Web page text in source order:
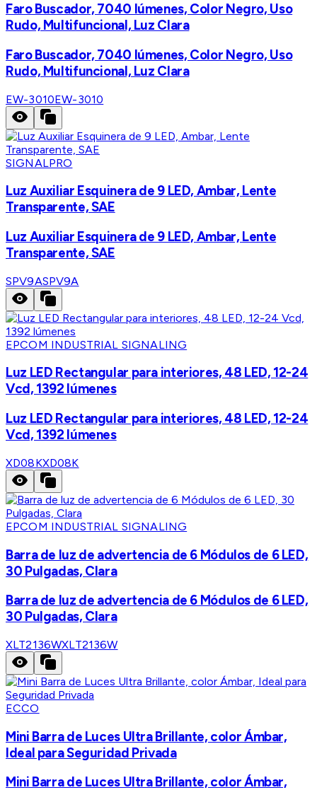
Faro Buscador, 7040 lúmenes, Color Negro, Uso
Rudo, Multifuncional, Luz Clara
Faro Buscador, 7040 lúmenes, Color Negro, Uso
Rudo, Multifuncional, Luz Clara
EW-3010EW-3010
SIGNALPRO
Luz Auxiliar Esquinera de 9 LED, Ambar, Lente
Transparente, SAE
Luz Auxiliar Esquinera de 9 LED, Ambar, Lente
Transparente, SAE
SPV9ASPV9A
EPCOM INDUSTRIAL SIGNALING
Luz LED Rectangular para interiores, 48 LED, 12-24
Vcd, 1392 lúmenes
Luz LED Rectangular para interiores, 48 LED, 12-24
Vcd, 1392 lúmenes
XD08KXD08K
EPCOM INDUSTRIAL SIGNALING
Barra de luz de advertencia de 6 Módulos de 6 LED,
30 Pulgadas, Clara
Barra de luz de advertencia de 6 Módulos de 6 LED,
30 Pulgadas, Clara
XLT2136WXLT2136W
ECCO
Mini Barra de Luces Ultra Brillante, color Ámbar,
Ideal para Seguridad Privada
Mini Barra de Luces Ultra Brillante, color Ámbar,